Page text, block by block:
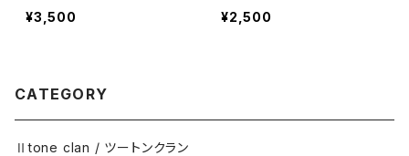
n
¥3,500
¥2,500
CATEGORY
Ⅱtone clan / ツートンクラン